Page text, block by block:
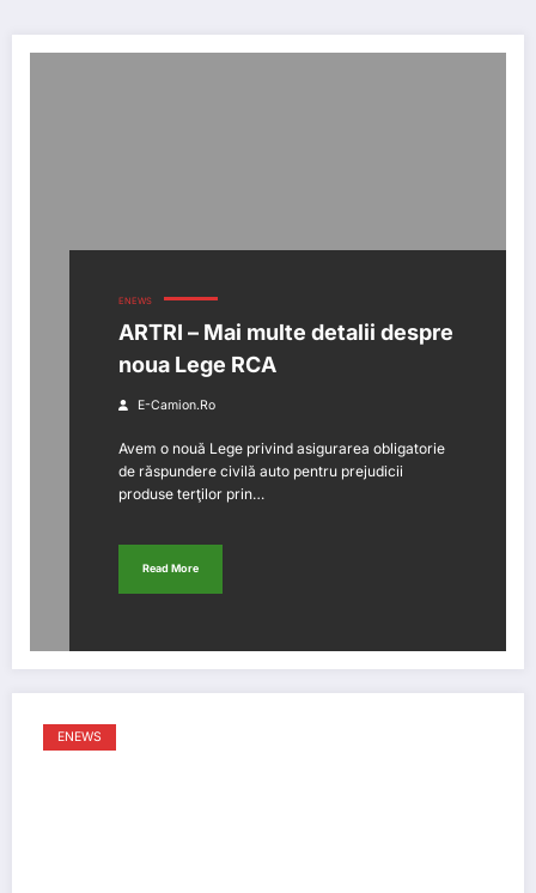
ENEWS
ARTRI – Mai multe detalii despre
noua Lege RCA
E-Camion.ro
Avem o nouă Lege privind asigurarea obligatorie
de răspundere civilă auto pentru prejudicii
produse terţilor prin…
Read More
ENEWS